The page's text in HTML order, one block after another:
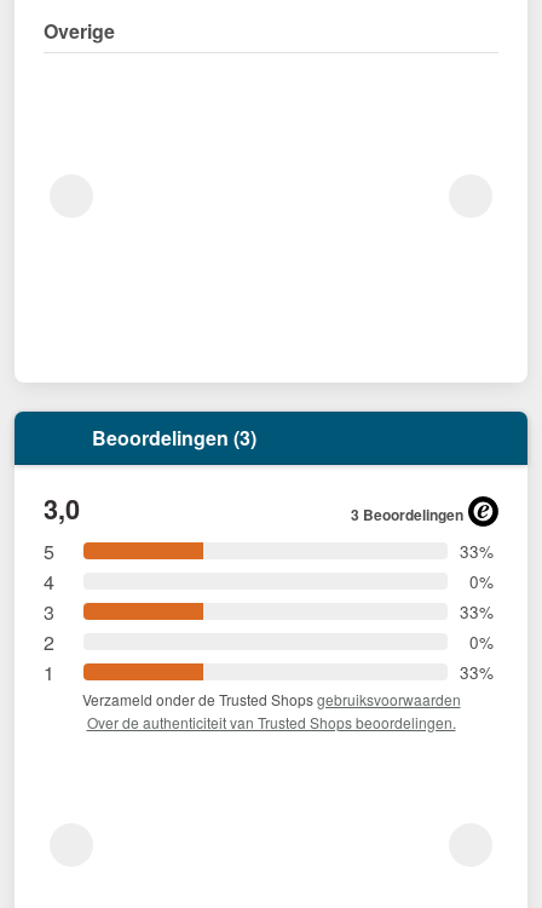
Overige
Beoordelingen (3)
3,0 3 Beoordelingen
5 33%
4 0%
3 33%
2 0%
1 33%
Verzameld onder de Trusted Shopsgebruiksvoorwaarden
Over de authenticiteit van Trusted Shops beoordelingen.